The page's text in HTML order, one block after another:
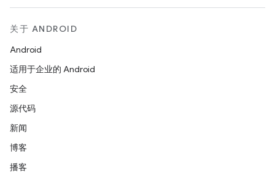
关于 ANDROID
Android
适用于企业的 Android
安全
源代码
新闻
博客
播客